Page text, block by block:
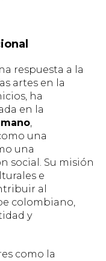
respuesta a la
artes en la
ha
en la
,
una
una
social. Su misión
e
al
colombiano,
y
como la